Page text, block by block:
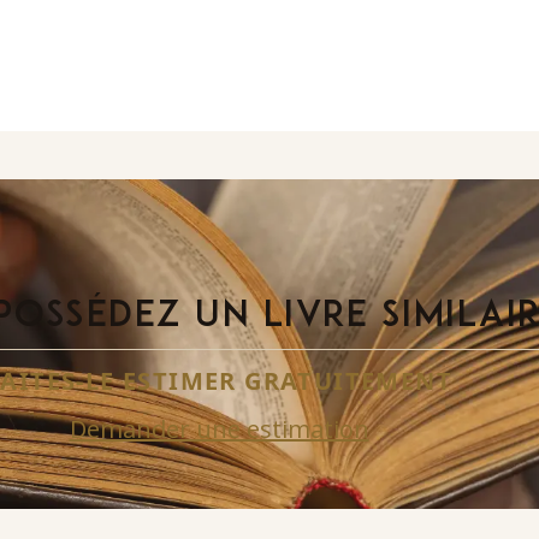
UN LIVRE
LE ESTIMER GRATUITEMENT
Demander une estimation